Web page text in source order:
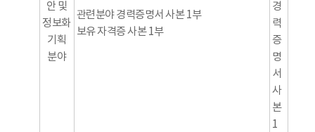
안 및
정보화
기획
분야
관련분야 경력증명서 사본 1부
보유 자격증 사본 1부
경
력
증
명
서
사
본
1